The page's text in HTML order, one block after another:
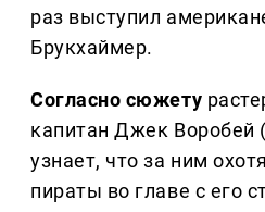
раз выступил
Брукхаймер.
Согласно сюжету
капитан Джек
узнает, что за ним
пираты во главе с его